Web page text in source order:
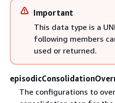
Important
This data type is a
following members
used or returned.
The configurations to